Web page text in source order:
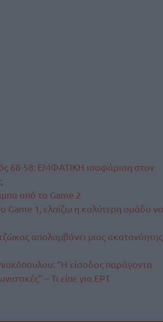
68-58: ΕΜΦΑΤΙΚΗ ισοφάριση στον
από το Game 2
Game 1, ελπίζω η καλύτερη ομάδα να
απολαμβάνει μιας ακατανόητης
“Η είσοδος παράγοντα
– Τι είπε για ΕΡΤ